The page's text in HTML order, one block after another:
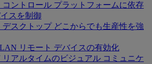
コントロール プラットフォームに依存
スを制御
デスクトップ どこからでも生産性を強
リモート デバイスの有効化
リアルタイムのビジュアル コミュニケ